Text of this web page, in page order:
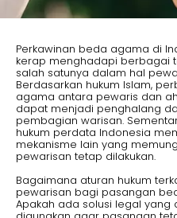
Perkawinan beda agama di
kerap menghadapi berbagai
salah satunya dalam hal
Berdasarkan hukum Islam,
agama antara pewaris dan
dapat menjadi penghalang
pembagian warisan.
hukum perdata Indonesia
mekanisme lain yang
pewarisan tetap dilakukan.
Bagaimana aturan hukum
pewarisan bagi pasangan
Apakah ada solusi legal yang